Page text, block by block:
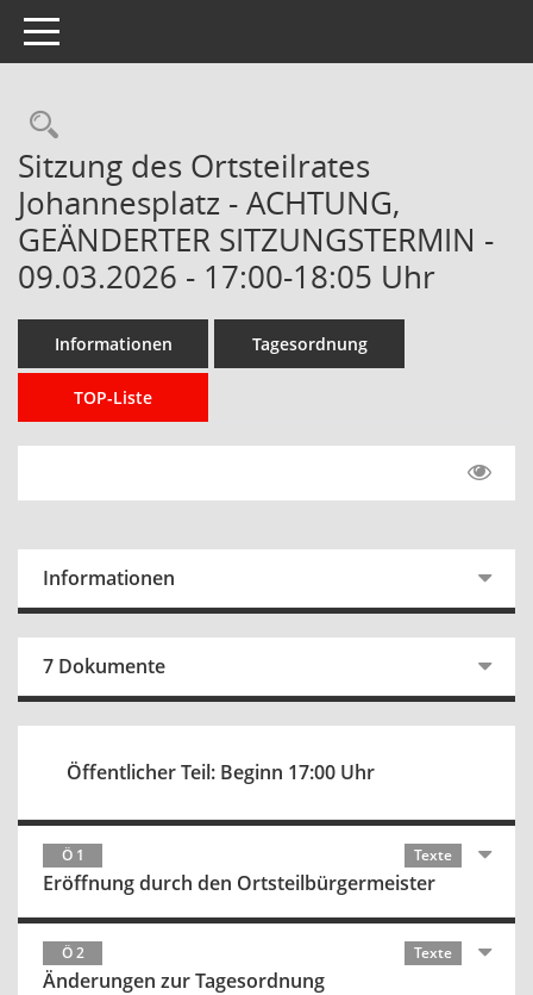
Toggle navigation
Rechercheauswahl
Sitzung des Ortsteilrates
Johannesplatz - ACHTUNG,
GEÄNDERTER SITZUNGSTERMIN -
09.03.2026 - 17:00-18:05 Uhr
Informationen Tagesordnung
TOP-Liste
Informationen
7 Dokumente
Öffentlicher Teil: Beginn 17:00 Uhr
Ö 1 Texte
Eröffnung durch den Ortsteilbürgermeister
Ö 2 Texte
Änderungen zur Tagesordnung